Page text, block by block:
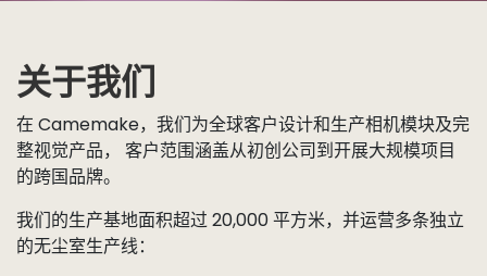
关于我们
在 Camemake，我们为全球客户设计和生产相机模块及完
整视觉产品， 客户范围涵盖从初创公司到开展大规模项目
的跨国品牌。
我们的生产基地面积超过 20,000 平方米，并运营多条独立
的无尘室生产线：